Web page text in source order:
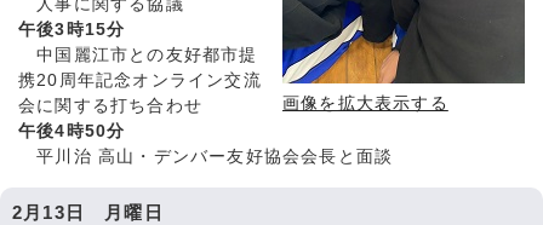
画像を拡大表示する
人事に関する協議
午後3時15分
中国麗江市との友好都市提
携20周年記念オンライン交流
会に関する打ち合わせ
午後4時50分
平川治 高山・デンバー友好協会会長と面談
2月13日 月曜日